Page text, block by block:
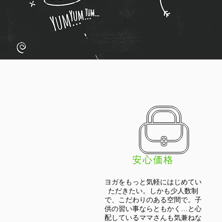
安心価格
ヨガをもっと気軽にはじめてい
ただきたい。しかも少人数制
で、こだわりのある空間で。子
供の習い事ならともかく…と心
配しているママさんも気兼ねな